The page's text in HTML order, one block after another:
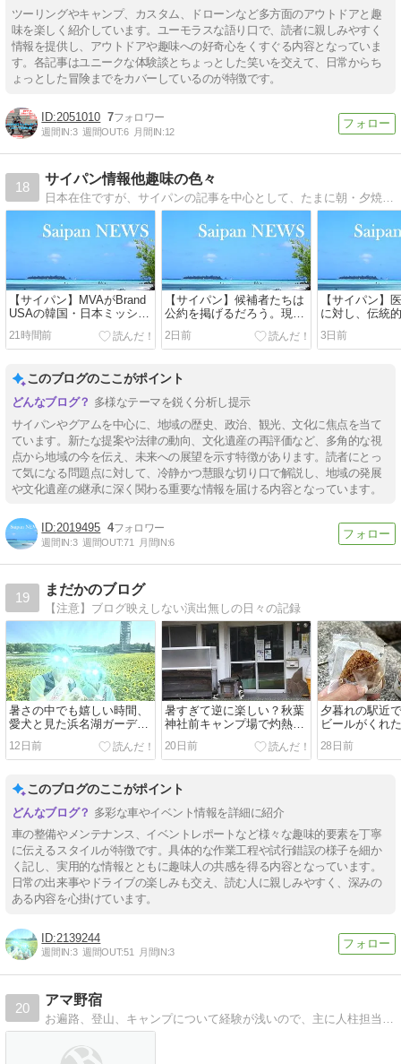
ツーリングやキャンプ、カスタム、ドローンなど多方面のアウトドアと趣
味を楽しく紹介しています。ユーモラスな語り口で、読者に親しみやすく
情報を提供し、アウトドアや趣味への好奇心をくすぐる内容となっていま
す。各記事はユニークな体験談とちょっとした笑いを交えて、日常からち
ょっとした冒険までをカバーしているのが特徴です。
2051010 7
週間IN:3 週間OUT:6 月間IN:12
18
サイパン情報他趣味の色々
日本在住ですが、サイパンの記事を中心として、たまに朝・夕焼け、空・雲写真を投稿しています。グアムは【号外】扱いです。
【サイパン】MVAがBrand
USAの韓国・日本ミッショ
ンに参加
21時間前
【サイパン】候補者たちは
公約を掲げるだろう。現実
がそれを決めることにな
る。
2日前
【サイパン】
に対し、伝統
復活を呼びか
3日前
このブログのここがポイント
多様なテーマを鋭く分析し提示
サイパンやグアムを中心に、地域の歴史、政治、観光、文化に焦点を当て
ています。新たな提案や法律の動向、文化遺産の再評価など、多角的な視
点から地域の今を伝え、未来への展望を示す特徴があります。読者にとっ
て気になる問題点に対して、冷静かつ慧眼な切り口で解説し、地域の発展
や文化遺産の継承に深く関わる重要な情報を届ける内容となっています。
2019495 4
週間IN:3 週間OUT:71 月間IN:6
19
まだかのブログ
【注意】ブログ映えしない演出無しの日々の記録
暑さの中でも嬉しい時間、
愛犬と見た浜名湖ガーデン
パークのひまわり
12日前
暑すぎて逆に楽しい？秋葉
神社前キャンプ場で灼熱ソ
ロキャンプ
20日前
夕暮れの駅近
ビールがくれ
28日前
このブログのここがポイント
多彩な車やイベント情報を詳細に紹介
車の整備やメンテナンス、イベントレポートなど様々な趣味的要素を丁寧
に伝えるスタイルが特徴です。具体的な作業工程や試行錯誤の様子を細か
く記し、実用的な情報とともに趣味人の共感を得る内容となっています。
日常の出来事やドライブの楽しみも交え、読む人に親しみやすく、深みの
ある内容を心掛けています。
2139244
週間IN:3 週間OUT:51 月間IN:3
20
アマ野宿